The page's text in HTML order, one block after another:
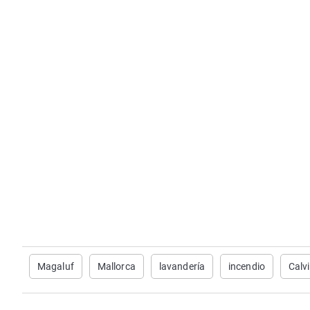
Magaluf Mallorca lavandería incendio